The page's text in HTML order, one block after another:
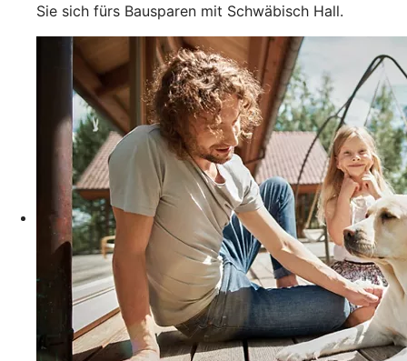
Sie sich fürs Bausparen mit Schwäbisch Hall.